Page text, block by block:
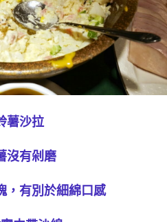
薯沙拉
沒有剁磨
，有別於細綿口感